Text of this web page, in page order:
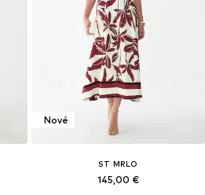
Nové
ST MRLO
145,00 €